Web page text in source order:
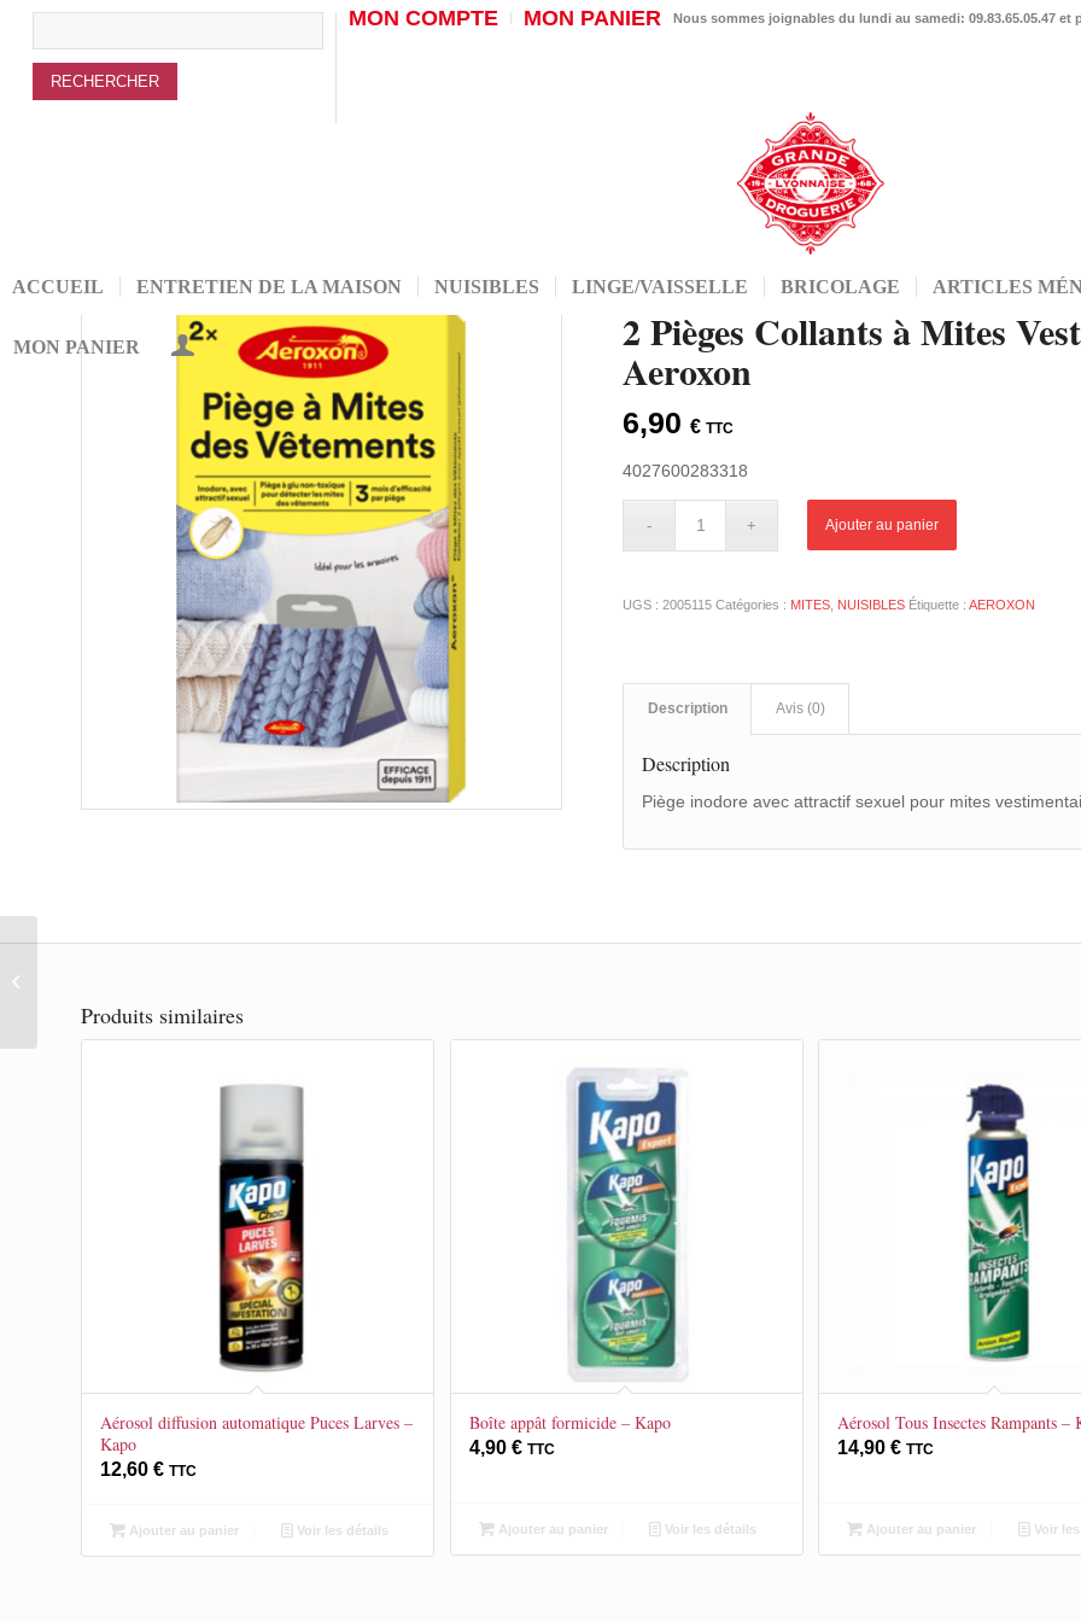
MON COMPTE MON PANIER Nous sommes joignables du lundi au samedi: 09.83.65.05.47
ACCUEIL ENTRETIEN DE LA MAISON NUISIBLES LINGE/VAISSELLE BRICOLAGE ARTICLES
MON PANIER 2 Pièges Collants à Mites
Aeroxon
6,90€ TTC
4027600283318
Ajouter au panier
UGS :2005115 Catégories : MITES NUISIBLES Étiquette :AEROXON
Description Avis (0)
Description
Piège inodore avec attractif sexuel pour mites
Produits similaires
Aérosol diffusion automatique Puces Larves –
Kapo
12,60 € TTC
Ajouter au panier Voir les détails
Boîte appât formicide – Kapo
4,90 € TTC
Ajouter au panier Voir les détails
Aérosol Tous Insectes Rampants –
14,90€ TTC
Ajouter au panier Voir